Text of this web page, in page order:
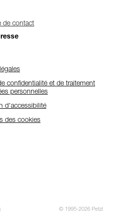
de contact
confidentialité et de traitement
personnelles
d'accessibilité
des cookies
© 1995-2026 Petzl